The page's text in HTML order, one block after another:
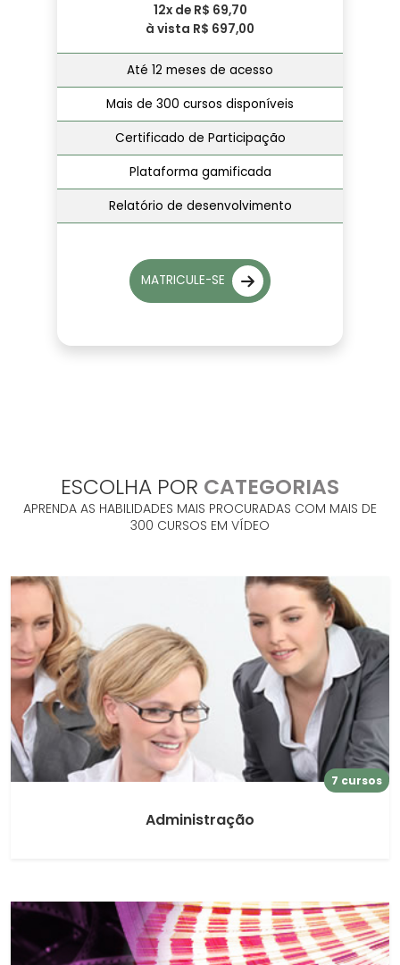
12x de R$ 69,70
à vista R$ 697,00
Até 12 meses de acesso
Mais de 300 cursos disponíveis
Certificado de Participação
Plataforma gamificada
Relatório de desenvolvimento
MATRICULE-SE
ESCOLHA POR CATEGORIAS
APRENDA AS HABILIDADES MAIS PROCURADAS COM MAIS DE
300 CURSOS EM VÍDEO
7 cursos
Administração